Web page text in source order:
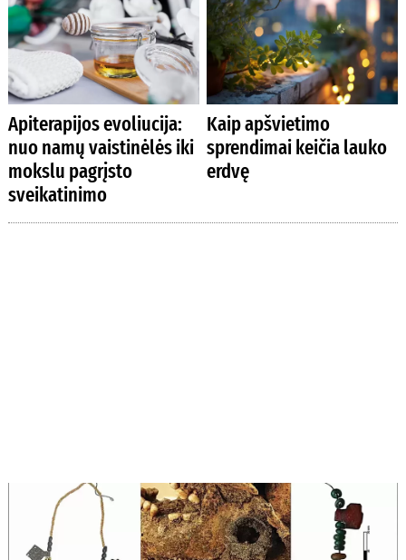
Apiterapijos evoliucija:
nuo namų vaistinėlės iki
mokslu pagrįsto
sveikatinimo
Kaip apšvietimo
sprendimai keičia lauko
erdvę